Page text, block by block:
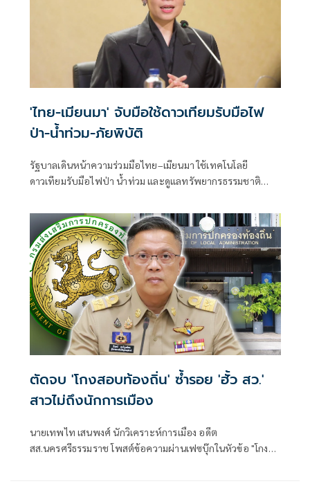
'ไทย-เมียนมา' จับมือใช้ดาวเทียมรับมือไฟ
ป่า-น้ำท่วม-ภัยพิบัติ
รัฐบาลเดินหน้าความร่วมมือไทย–เมียนมา ใช้เทคโนโลยี
ดาวเทียมรับมือไฟป่า น้ำท่วม และดูแลทรัพยากรธรรมชาติ
ตัดจบ 'โกงสอบท้องถิ่น' ซ้ำรอย 'ฮั้ว สว.'
สาวไม่ถึงนักการเมือง
นายเทพไท เสนพงศ์ นักวิเคราะห์การเมือง อดีต
สส.นครศรีธรรมราช โพสต์ข้อความผ่านเฟซบุ๊กในหัวข้อ "โกง